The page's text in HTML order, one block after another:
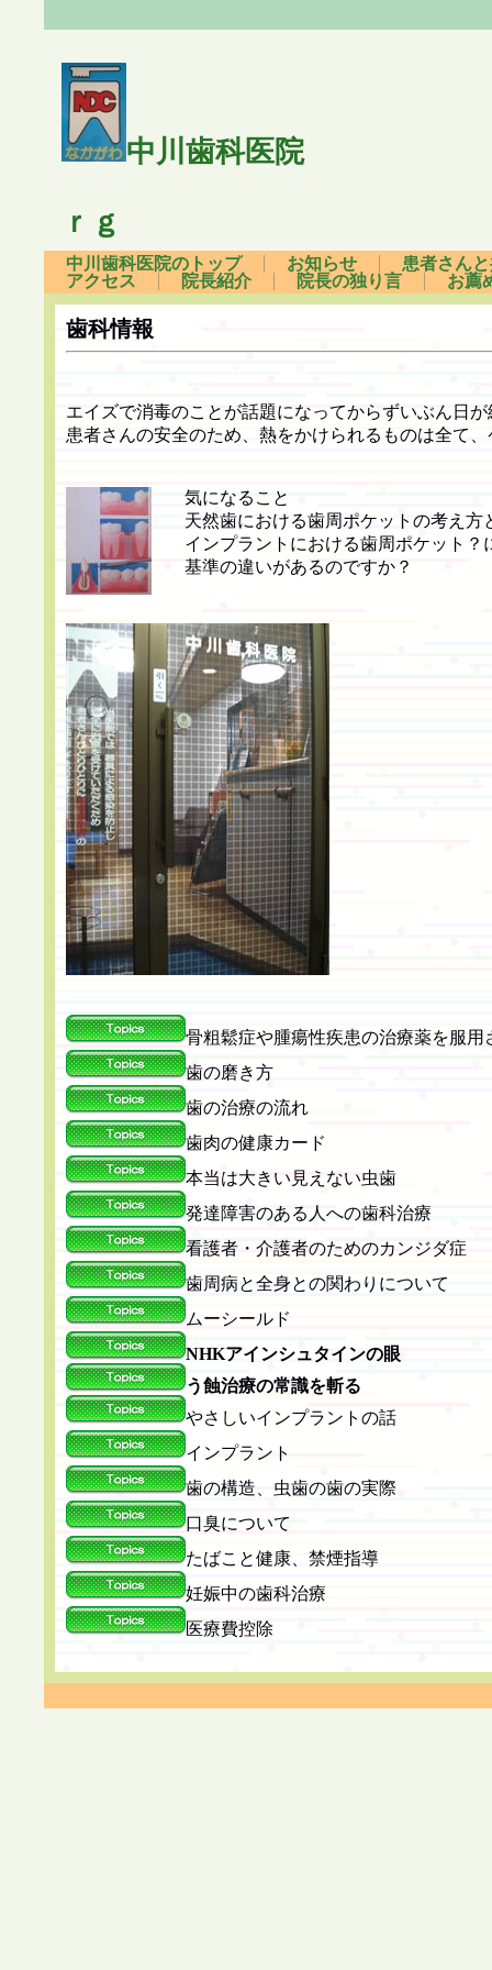
中川歯科医院
ｒｇ
中川歯科医院のトップ お知らせ
患者さん
アクセス
院長紹介 院長の独り言 お薦
歯科情報
エイズで消毒のことが話題になってからずいぶん日
患者さんの安全のため、熱をかけられるものは全て
気になること
天然歯における歯周ポケットの考え方
インプラントにおける歯周ポケット？
基準の違いがあるのですか？
骨粗鬆症や腫瘍性疾患の治療薬を服用
歯の磨き方
歯の治療の流れ
歯肉の健康カード
本当は大きい見えない虫歯
発達障害のある人への歯科治療
看護者・介護者のためのカンジダ症
歯周病と全身との関わりについて
ムーシールド
NHKアインシュタインの眼
う蝕治療の常識を斬る
やさしいインプラントの話
インプラント
歯の構造、虫歯の歯の実際
口臭について
たばこと健康、禁煙指導
妊娠中の歯科治療
医療費控除